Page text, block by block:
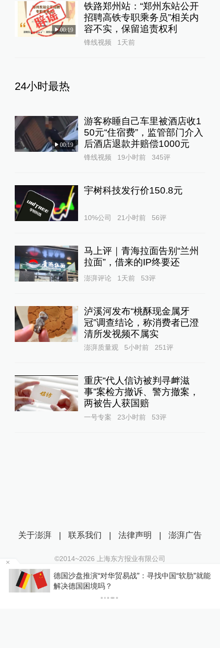
00:19
铁路郑州站：“郑州东站公开
招聘高铁专职乘务员”相关内
容不实，保留追责权利
锋线视频 1天前
24小时最热
00:19
游客称睡自己车里被酒店收1
50元“住宿费”，监管部门介入
后酒店退款并赔偿1000元
锋线视频 19小时前 345评
宇树科技发行价150.8元
10%公司 21小时前 56评
马上评｜青海拉面告别“兰州
拉面”，借来的IP终要还
澎湃评论 1天前 53评
泸溪河发布“桃酥现金属牙
冠”调查结论，称消费者已澄
清所发视频不属实
澎湃质量观 5小时前 251评
重庆“代人信访被判寻衅滋
事”案检方撤诉、警方撤案，
两被告人获国赔
一号专案 23小时前 53评
德国沙盘推演“对华贸易战”：寻找中国“软肋”就能
解决德国困境吗？
关于澎湃 | 联系我们 | 法律声明 | 澎湃广告
©2014~2026 上海东方报业有限公司
沪ICP证：沪B2-20170116 | 沪ICP备14003370号
互联网新闻信息服务许可证：31120170006
沪公网安备 31010602000299号